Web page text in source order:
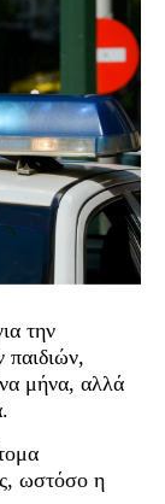
την
παιδιών,
μήνα, αλλά
ωστόσο η